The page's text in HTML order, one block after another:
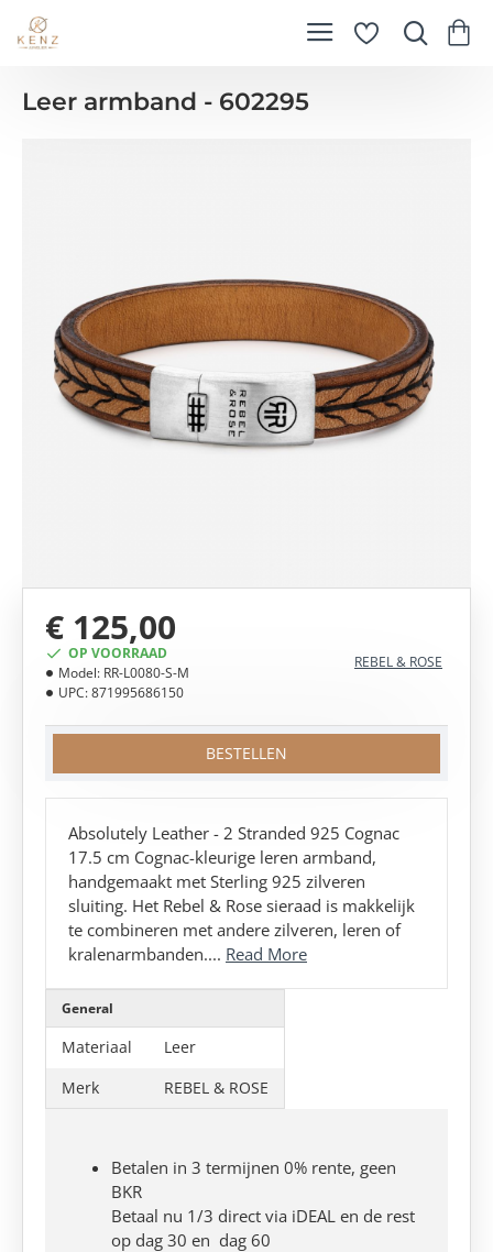
Leer armband - 602295
OP VOORRAAD
Model: RR-L0080-S-M
UPC:871995686150
REBEL & ROSE
€ 125,00
BESTELLEN
Absolutely Leather - 2 Stranded 925 Cognac
17.5 cm Cognac-kleurige leren armband,
handgemaakt met Sterling 925 zilveren
sluiting. Het Rebel & Rose sieraad is makkelijk
te combineren met andere zilveren, leren of
kralenarmbanden.... Read More
General
Materiaal
Leer
Merk
REBEL & ROSE
Betalen in 3 termijnen 0% rente, geen
BKR
Betaal nu 1/3 direct via iDEAL en de rest
op dag 30 en dag 60